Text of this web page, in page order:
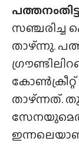
സഞ്ചരിച്ച
താഴ്‌ന്നു.
താഴ്‌ന്നത്.